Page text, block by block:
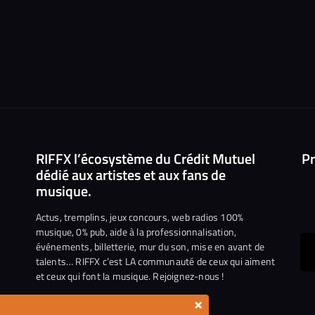
RIFFX l’écosystème du Crédit Mutuel
dédié aux artistes et aux fans de
musique.
Actus, tremplins, jeux concours, web radios 100%
musique, 0% pub, aide à la professionnalisation,
événements, billetterie, mur du son, mise en avant de
talents… RIFFX c’est LA communauté de ceux qui aiment
et ceux qui font la musique. Rejoignez-nous !
×